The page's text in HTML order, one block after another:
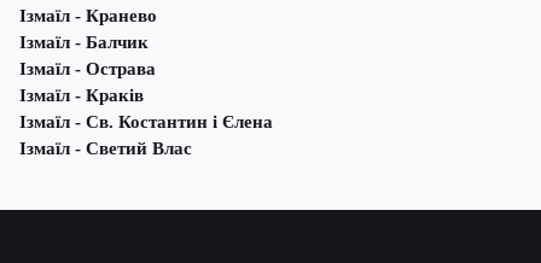
Ізмаїл - Кранево
Ізмаїл - Балчик
Ізмаїл - Острава
Ізмаїл - Краків
Ізмаїл - Св. Костантин і Єлена
Ізмаїл - Светий Влас